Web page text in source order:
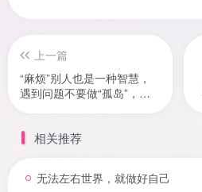
上一篇
“麻烦”别人也是一种智慧，
遇到问题不要做“孤岛”，学
相关推荐
无法左右世界，就做好自己